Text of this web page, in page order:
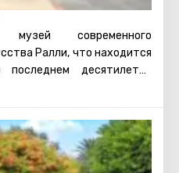
музей современного
Ралли, что находится
десятилетии
популярным местом среди
моря в парковой
основателями музея, -
к изобразительному